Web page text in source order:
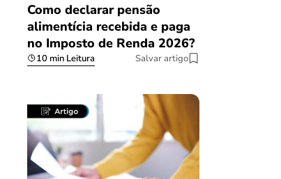
Como declarar pensão
alimentícia recebida e paga
no Imposto de Renda 2026?
10 min Leitura Salvar artigo